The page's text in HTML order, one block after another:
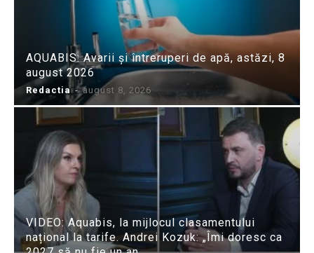
AQUABIS: Avarii și întreruperi de apă, astăzi, 8
august 2026
Redactia - august 8, 2026
VIDEO: Aquabis, la mijlocul clasamentului
național la tarife. Andrei Kozuk: „Îmi doresc ca